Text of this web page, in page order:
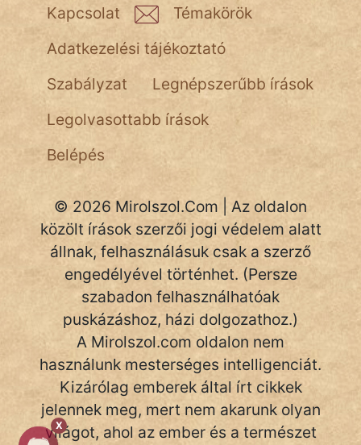
X
Kapcsolat
Témakörök
Adatkezelési tájékoztató
Szabályzat
Legnépszerűbb írások
Legolvasottabb írások
Belépés
© 2026 Mirolszol.Com | Az oldalon
közölt írások szerzői jogi védelem alatt
állnak, felhasználásuk csak a szerző
engedélyével történhet. (Persze
szabadon felhasználhatóak
puskázáshoz, házi dolgozathoz.)
A Mirolszol.com oldalon nem
használunk mesterséges intelligenciát.
Kizárólag emberek által írt cikkek
jelennek meg, mert nem akarunk olyan
világot, ahol az ember és a természet